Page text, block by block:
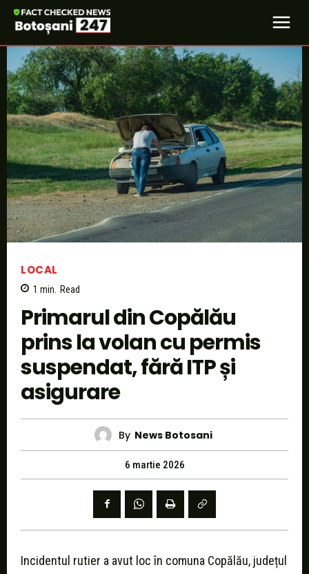
LOCAL
1 min. Read
Primarul din Copălău
prins la volan cu permis
suspendat, fără ITP și
asigurare
By News Botosani
6 martie 2026
Incidentul rutier a avut loc în comuna Copălău, județul